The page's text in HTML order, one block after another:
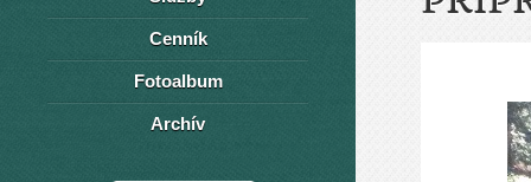
Cenník
Fotoalbum
Archív